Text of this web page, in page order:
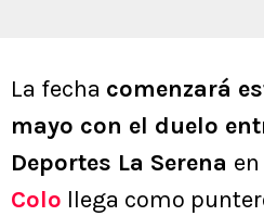
La fecha comenzará
mayo con el duelo
Deportes La Serena
Colo llega como